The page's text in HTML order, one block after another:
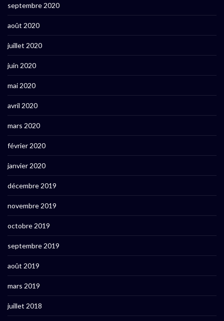
septembre 2020
août 2020
juillet 2020
juin 2020
mai 2020
avril 2020
mars 2020
février 2020
janvier 2020
décembre 2019
novembre 2019
octobre 2019
septembre 2019
août 2019
mars 2019
juillet 2018